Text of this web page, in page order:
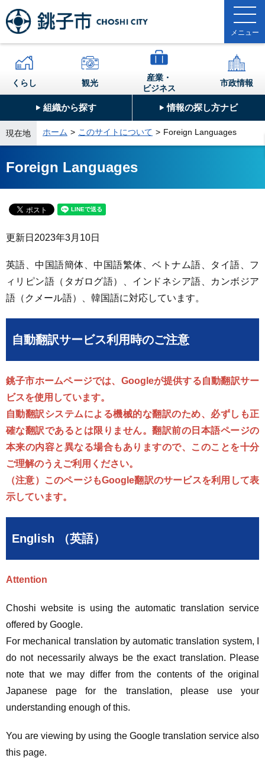
組織から探す 情報の探し方ナビ
くらし 観光
産業・
ビジネス
市政情報
現在地 ホーム このサイトについて Foreign Languages
Foreign Languages
更新日 2023年3月10日
英語、中国語簡体、中国語繁体、ベトナム語、タイ語、フ
ィリピン語（タガログ語）、インドネシア語、カンボジア
語（クメール語）、韓国語に対応しています。
自動翻訳サービス利用時のご注意
銚子市ホームページでは、Googleが提供する自動翻訳サー
ビスを使用しています。
自動翻訳システムによる機械的な翻訳のため、必ずしも正
確な翻訳であるとは限りません。翻訳前の日本語ページの
本来の内容と異なる場合もありますので、このことを十分
ご理解のうえご利用ください。
（注意）このページもGoogle翻訳のサービスを利用して表
示しています。
English （英語）
Attention
Choshi website is using the automatic translation service
offered by Google.
For mechanical translation by automatic translation system, I
do not necessarily always be the exact translation. Please
note that we may differ from the contents of the original
Japanese page for the translation, please use your
understanding enough of this.
You are viewing by using the Google translation service also
this page.